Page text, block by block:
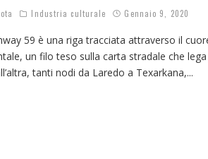
Industria culturale Gennaio 9, 2020
59 è una riga tracciata attraverso il
un filo teso sulla carta stradale che
tanti nodi da Laredo a Texarkana,...